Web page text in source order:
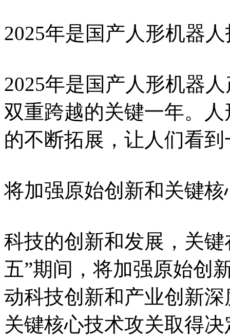
2025年是国产人形机器
2025年是国产人形机器
双重跨越的关键一年。
的不断拓展，让人们看
将加强原始创新和关键
科技的创新和发展，关
五”期间，将加强原始创
动科技创新和产业创新
关键核心技术攻关取得